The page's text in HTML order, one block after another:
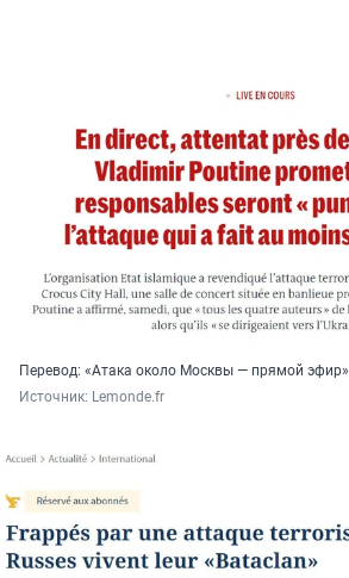
Перевод: «Атака около Москвы — прямой эфир»
Источник: Lemonde.fr